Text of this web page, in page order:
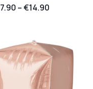
7.90 –€14.90